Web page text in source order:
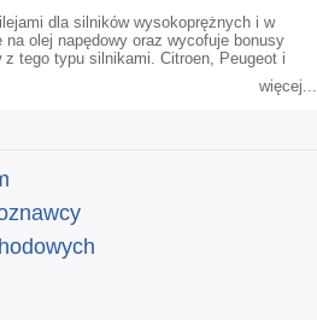
dla silników wysokoprężnych i w
olej napędowy oraz wycofuje bonusy
z tego typu silnikami. Citroen, Peugeot i
więcej...